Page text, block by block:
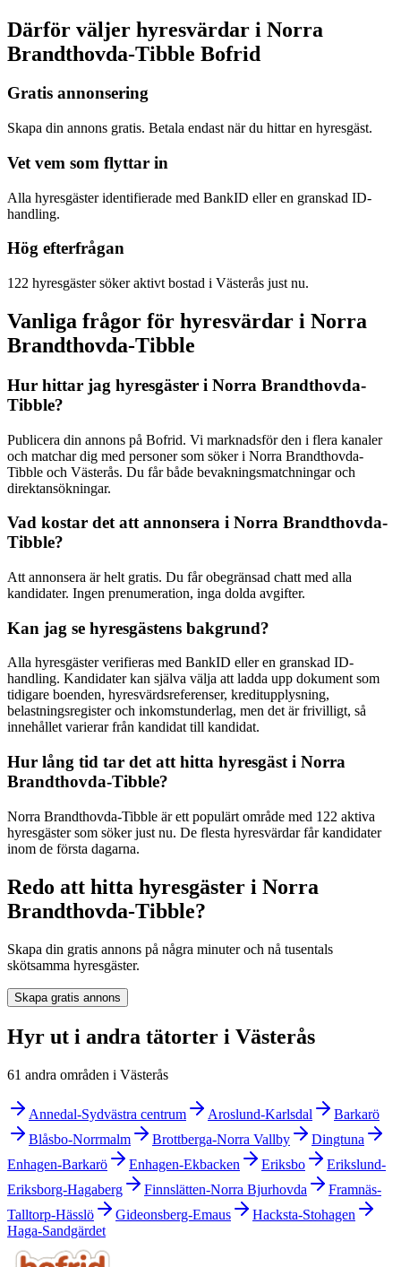
Därför väljer hyresvärdar i Norra
Brandthovda-Tibble Bofrid
Gratis annonsering
Skapa din annons gratis. Betala endast när du hittar en hyresgäst.
Vet vem som flyttar in
Alla hyresgäster identifierade med BankID eller en granskad ID-
handling.
Hög efterfrågan
122 hyresgäster söker aktivt bostad i Västerås just nu.
Vanliga frågor för hyresvärdar i Norra
Brandthovda-Tibble
Hur hittar jag hyresgäster i Norra Brandthovda-
Tibble?
Publicera din annons på Bofrid. Vi marknadsför den i flera kanaler
och matchar dig med personer som söker i Norra Brandthovda-
Tibble och Västerås. Du får både bevakningsmatchningar och
direktansökningar.
Vad kostar det att annonsera i Norra Brandthovda-
Tibble?
Att annonsera är helt gratis. Du får obegränsad chatt med alla
kandidater. Ingen prenumeration, inga dolda avgifter.
Kan jag se hyresgästens bakgrund?
Alla hyresgäster verifieras med BankID eller en granskad ID-
handling. Kandidater kan själva välja att ladda upp dokument som
tidigare boenden, hyresvärdsreferenser, kreditupplysning,
belastningsregister och inkomstunderlag, men det är frivilligt, så
innehållet varierar från kandidat till kandidat.
Hur lång tid tar det att hitta hyresgäst i Norra
Brandthovda-Tibble?
Norra Brandthovda-Tibble är ett populärt område med 122 aktiva
hyresgäster som söker just nu. De flesta hyresvärdar får kandidater
inom de första dagarna.
Redo att hitta hyresgäster i Norra
Brandthovda-Tibble?
Skapa din gratis annons på några minuter och nå tusentals
skötsamma hyresgäster.
Skapa gratis annons
Hyr ut i andra tätorter i Västerås
61 andra områden i Västerås
Annedal-Sydvästra centrum Aroslund-Karlsdal
Barkarö
Blåsbo-Norrmalm
Brottberga-Norra Vallby
Dingtuna
Enhagen-Barkarö
Enhagen-Ekbacken Eriksbo
Erikslund-
Eriksborg-Hagaberg
Finnslätten-Norra Bjurhovda
Framnäs-
Talltorp-Hässlö
Gideonsberg-Emaus
Hacksta-Stohagen
Haga-Sandgärdet